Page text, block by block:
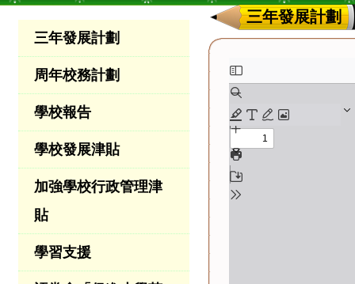
三年發展計劃
周年校務計劃
學校報告
學校發展津貼
加強學校行政管理津
貼
學習支援
三年發展計劃